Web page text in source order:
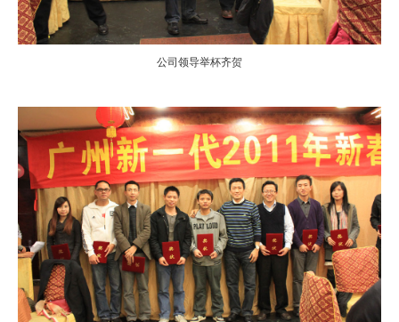
公司领导举杯齐贺